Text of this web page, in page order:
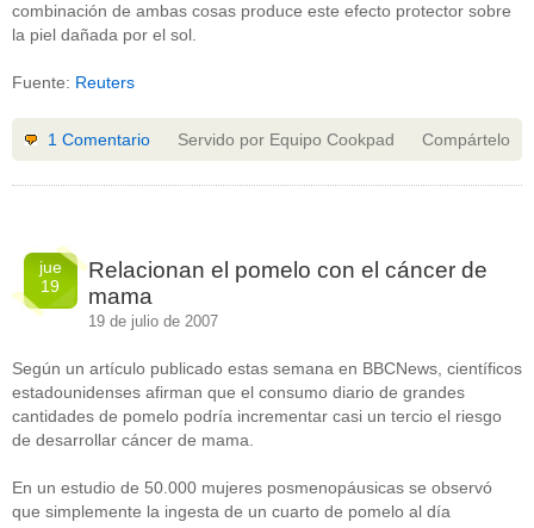
combinación de ambas cosas produce este efecto protector sobre
la piel dañada por el sol.
Fuente: Reuters
Servido por Equipo Cookpad
1 Comentario Compártelo
jue
19
Relacionan el pomelo con el cáncer de
mama
19 de julio de 2007
Según un artículo publicado estas semana en BBCNews, científicos
estadounidenses afirman que el consumo diario de grandes
cantidades de pomelo podría incrementar casi un tercio el riesgo
de desarrollar cáncer de mama.
En un estudio de 50.000 mujeres posmenopáusicas se observó
que simplemente la ingesta de un cuarto de pomelo al día